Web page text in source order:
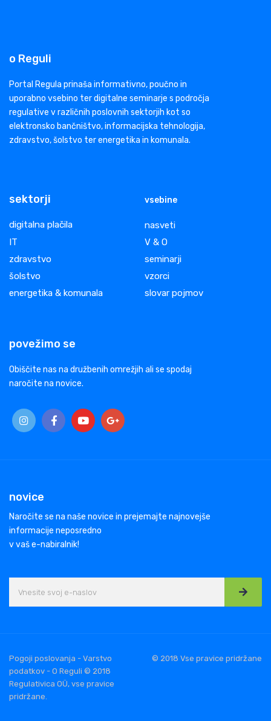
o Reguli
Portal Regula prinaša informativno, poučno in
uporabno vsebino ter digitalne seminarje s področja
regulative v različnih poslovnih sektorjih kot so
elektronsko bančništvo, informacijska tehnologija,
zdravstvo, šolstvo ter energetika in komunala.
sektorji
digitalna plačila
IT
zdravstvo
šolstvo
energetika & komunala
vsebine
nasveti
V & O
seminarji
vzorci
slovar pojmov
povežimo se
Obiščite nas na družbenih omrežjih ali se spodaj
naročite na novice.
novice
Naročite se na naše novice in prejemajte najnovejše
informacije neposredno
v vaš e-nabiralnik!
Pogoji poslovanja - Varstvo
podatkov - O Reguli © 2018
Regulativica OÜ, vse pravice
pridržane.
© 2018 Vse pravice pridržane